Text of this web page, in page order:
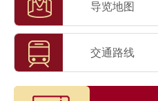
导览地图
交通路线